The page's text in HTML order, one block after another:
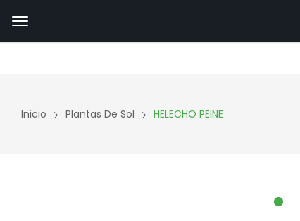
Inicio Plantas De Sol HELECHO PEINE